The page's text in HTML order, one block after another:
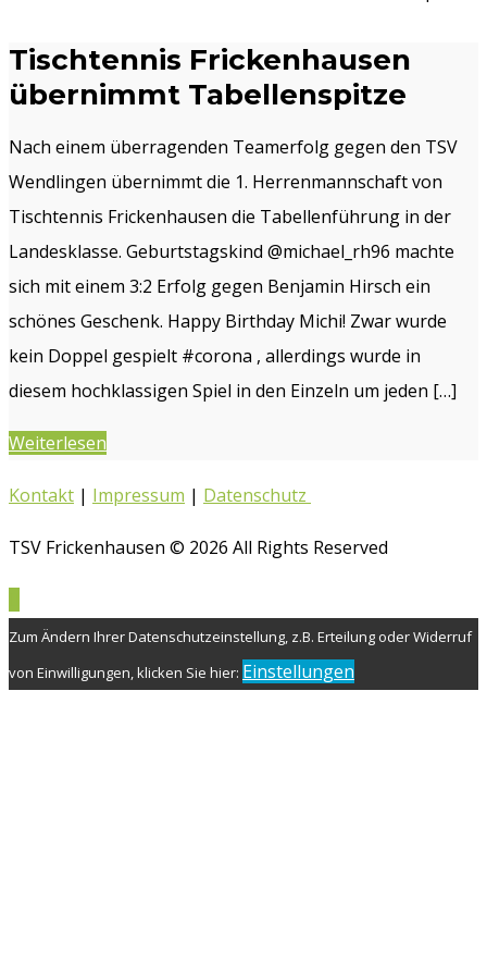
Tischtennis Frickenhausen
übernimmt Tabellenspitze
Nach einem überragenden Teamerfolg gegen den TSV
Wendlingen übernimmt die 1. Herrenmannschaft von
Tischtennis Frickenhausen die Tabellenführung in der
Landesklasse. Geburtstagskind @michael_rh96 machte
sich mit einem 3:2 Erfolg gegen Benjamin Hirsch ein
schönes Geschenk. Happy Birthday Michi! Zwar wurde
kein Doppel gespielt #corona , allerdings wurde in
diesem hochklassigen Spiel in den Einzeln um jeden […]
Weiterlesen
Kontakt | Impressum | Datenschutz
TSV Frickenhausen © 2026 All Rights Reserved
Zum Ändern Ihrer Datenschutzeinstellung, z.B. Erteilung oder Widerruf
von Einwilligungen, klicken Sie hier: Einstellungen